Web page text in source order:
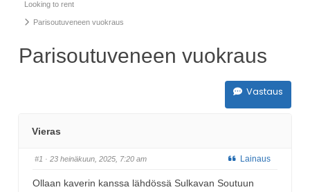
Looking to rent
Parisoutuveneen vuokraus
Parisoutuveneen vuokraus
Vastaus
Vieras
#1 · 23 heinäkuun, 2025, 7:20 am Lainaus
Ollaan kaverin kanssa lähdössä Sulkavan Soutuun